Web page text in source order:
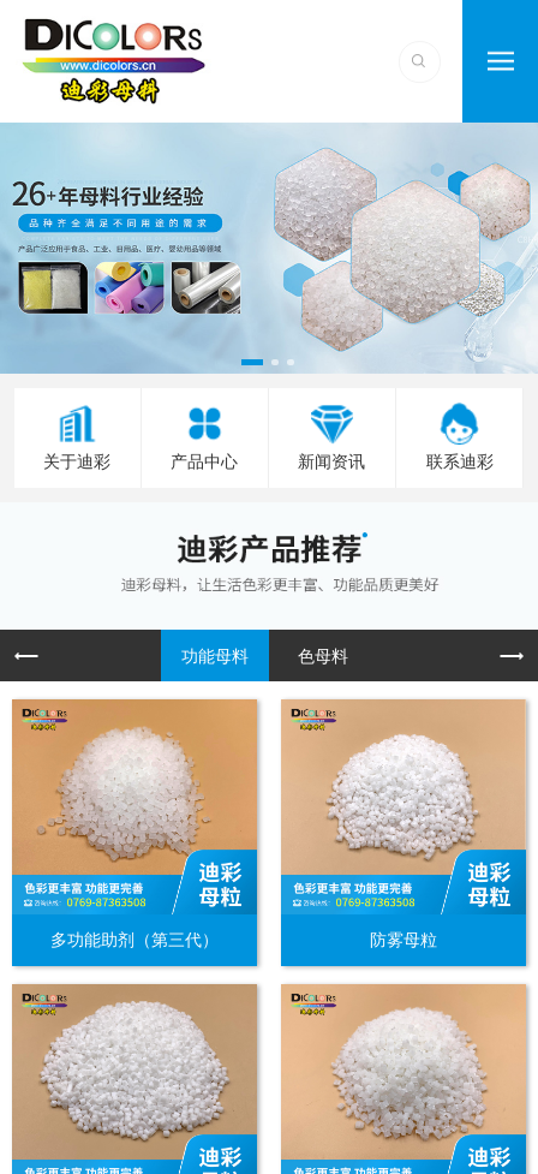
关于迪彩 产品中心 新闻资讯 联系迪彩
功能母料 色母料
多功能助剂（第三代） 防雾母粒